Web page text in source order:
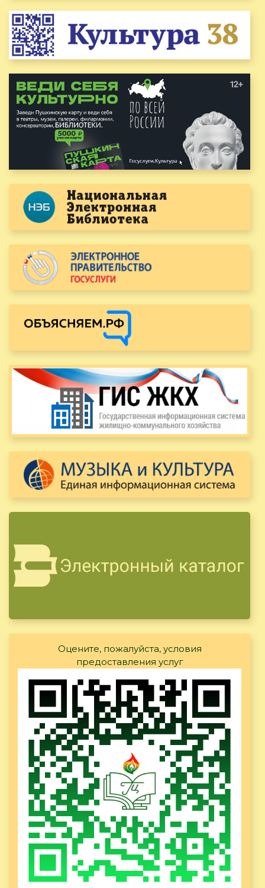
Оцените, пожалуйста, условия
предоставления услуг